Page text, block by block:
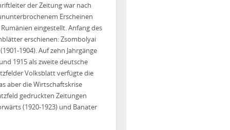
der Zeitung war nach
Erscheinen
eingestellt. Anfang des
erschienen: Zsombolyai
1904). Auf zehn Jahrgänge
1915 als zweite deutsche
Volksblatt verfügte die
aber die Wirtschaftskrise
gedruckten Zeitungen
(1920-1923) und Banater